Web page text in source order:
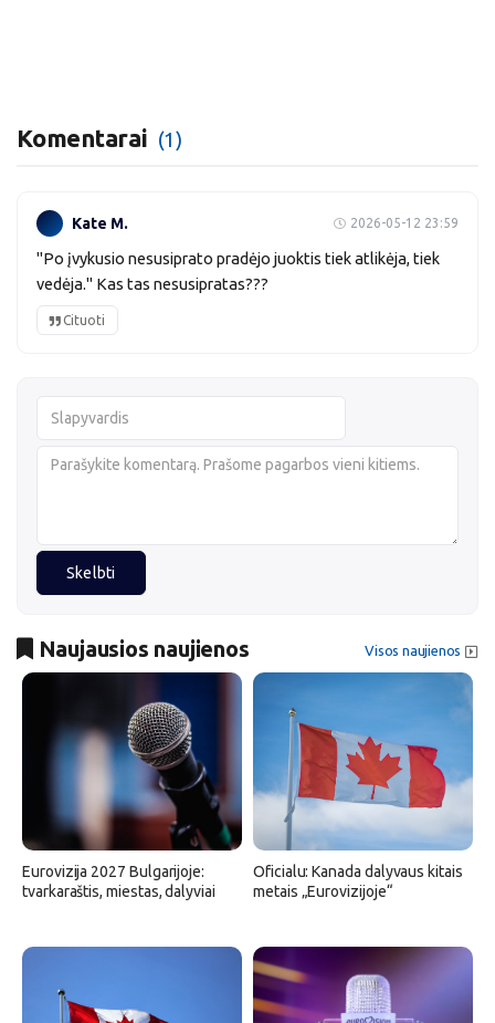
Komentarai (1)
Kate M. 2026-05-12 23:59
"Po įvykusio nesusiprato pradėjo juoktis tiek atlikėja, tiek
vedėja." Kas tas nesusipratas???
Cituoti
Skelbti
Naujausios naujienos Visos naujienos
Eurovizija 2027 Bulgarijoje:
tvarkaraštis, miestas, dalyviai
Oficialu: Kanada dalyvaus kitais
metais „Eurovizijoje“